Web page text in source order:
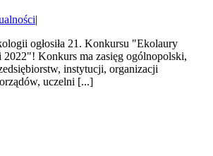
|
ogłosiła 21. Konkursu "Ekolaury
Konkurs ma zasięg ogólnopolski,
instytucji, organizacji
uczelni [...]